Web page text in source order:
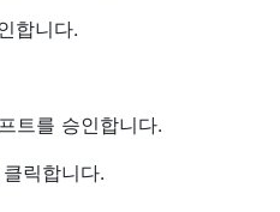
합니다.
트를 승인합니다.
릭합니다.